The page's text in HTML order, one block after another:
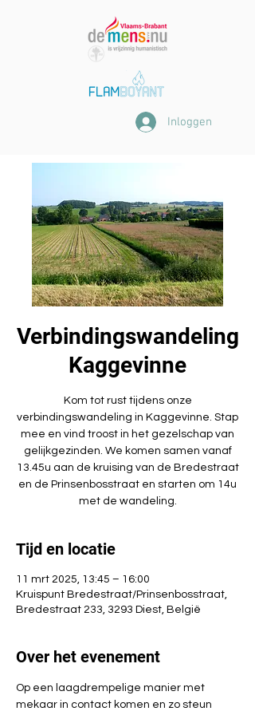
Inloggen
Verbindingswandeling
Kaggevinne
Kom tot rust tijdens onze
verbindingswandeling in Kaggevinne. Stap
mee en vind troost in het gezelschap van
gelijkgezinden. We komen samen vanaf
13.45u aan de kruising van de Bredestraat
en de Prinsenbosstraat en starten om 14u
met de wandeling.
Tijd en locatie
11 mrt 2025, 13:45 – 16:00
Kruispunt Bredestraat/Prinsenbosstraat,
Bredestraat 233, 3293 Diest, België
Over het evenement
Op een laagdrempelige manier met
mekaar in contact komen en zo steun